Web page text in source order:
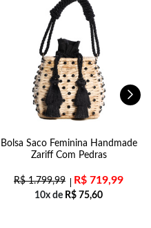
Bolsa Saco Feminina Handmade
Zariff Com Pedras
R$1.799,99 R$ 719,99
10x de R$ 75,60